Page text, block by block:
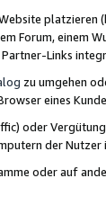
Forum, einem
Links
zu umgehen
eines
oder
der
oder auf